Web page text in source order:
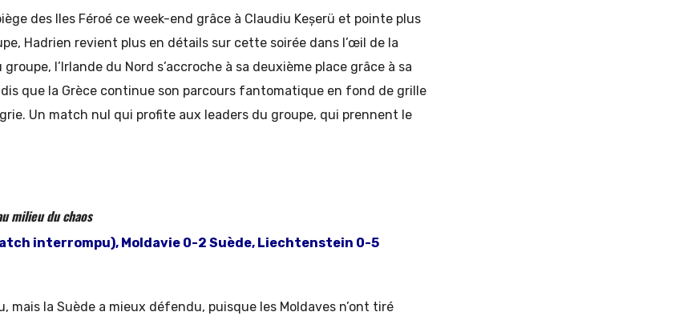
des Iles Féroé ce week-end grâce à Claudiu Keșerü et pointe plus
Hadrien revient plus en détails sur cette soirée dans l’œil de la
l’Irlande du Nord s’accroche à sa deuxième place grâce à sa
que la Grèce continue son parcours fantomatique en fond de grille
Un match nul qui profite aux leaders du groupe, qui prennent le
milieu du chaos
interrompu), Moldavie 0-2 Suède, Liechtenstein 0-5
mais la Suède a mieux défendu, puisque les Moldaves n’ont tiré